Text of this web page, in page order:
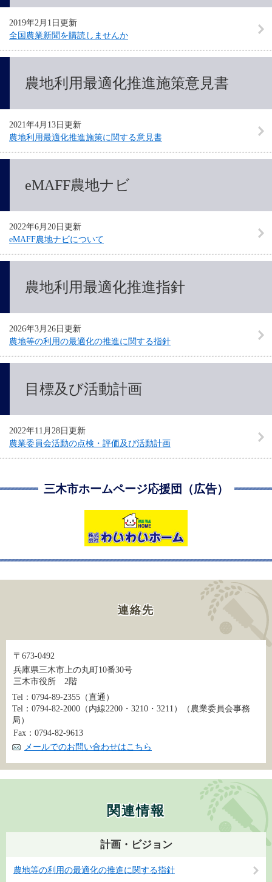
2019年2月1日更新
全国農業新聞を購読しませんか
農地利用最適化推進施策意見書
2021年4月13日更新
農地利用最適化推進施策に関する意見書
eMAFF農地ナビ
2022年6月20日更新
eMAFF農地ナビについて
農地利用最適化推進指針
2026年3月26日更新
農地等の利用の最適化の推進に関する指針
目標及び活動計画
2022年11月28日更新
農業委員会活動の点検・評価及び活動計画
三木市ホームページ応援団（広告）
連絡先
〒673-0492
兵庫県三木市上の丸町10番30号
三木市役所 2階
Tel：0794-89-2355 （直通）
Tel：0794-82-2000（内線2200・3210・3211）
（農業委員会事務
局）
Fax：0794-82-9613
メールでのお問い合わせはこちら
関連情報
計画・ビジョン
農地等の利用の最適化の推進に関する指針